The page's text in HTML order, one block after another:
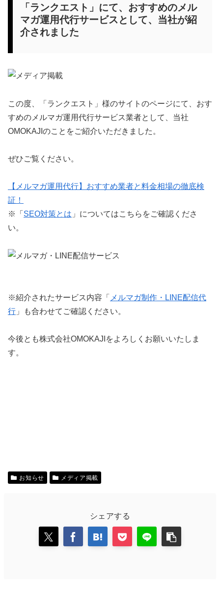
「ランクエスト」にて、おすすめのメル
マガ運用代行サービスとして、当社が紹
介されました
この度、「ランクエスト」様のサイトのページにて、おす
すめのメルマガ運用代行サービス業者として、当社
OMOKAJIのことをご紹介いただきました。
ぜひご覧ください。
【メルマガ運用代行】おすすめ業者と料金相場の徹底検
証！
※「 SEO対策とは 」についてはこちらをご確認くださ
い。
※紹介されたサービス内容「 メルマガ制作・LINE配信代
行 」も合わせてご確認ください。
今後とも株式会社OMOKAJIをよろしくお願いいたしま
す。
お知らせ メディア掲載
シェアする